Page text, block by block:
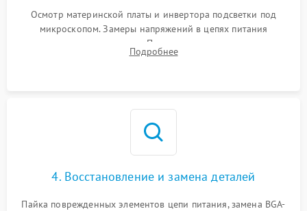
Осмотр материнской платы и инвертора подсветки под
микроскопом. Замеры напряжений в цепях питания
процессора и видеокарты. Проверка состояния жесткого
диска и оперативной памяти с помощью POST-карт и
Подробнее
4. Восстановление и замена деталей
Пайка поврежденных элементов цепи питания, замена BGA-